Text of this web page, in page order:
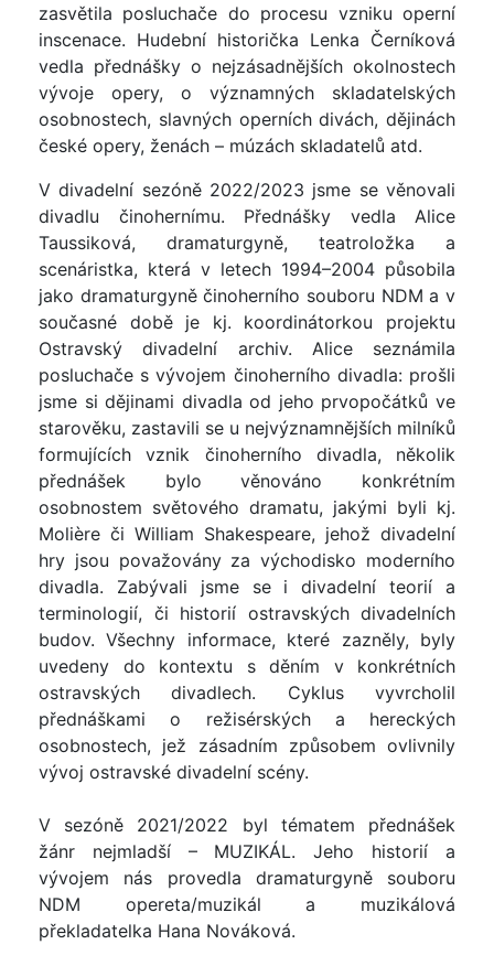
zasvětila posluchače do procesu vzniku operní
inscenace. Hudební historička Lenka Černíková
vedla přednášky o nejzásadnějších okolnostech
vývoje opery, o významných skladatelských
osobnostech, slavných operních divách, dějinách
české opery, ženách – múzách skladatelů atd.
V divadelní sezóně 2022/2023 jsme se věnovali
divadlu činohernímu. Přednášky vedla Alice
Taussiková, dramaturgyně, teatroložka a
scenáristka, která v letech 1994–2004 působila
jako dramaturgyně činoherního souboru NDM a v
současné době je kj. koordinátorkou projektu
Ostravský divadelní archiv. Alice seznámila
posluchače s vývojem činoherního divadla: prošli
jsme si dějinami divadla od jeho prvopočátků ve
starověku, zastavili se u nejvýznamnějších milníků
formujících vznik činoherního divadla, několik
přednášek bylo věnováno konkrétním
osobnostem světového dramatu, jakými byli kj.
Molière či William Shakespeare, jehož divadelní
hry jsou považovány za východisko moderního
divadla. Zabývali jsme se i divadelní teorií a
terminologií, či historií ostravských divadelních
budov. Všechny informace, které zazněly, byly
uvedeny do kontextu s děním v konkrétních
ostravských divadlech. Cyklus vyvrcholil
přednáškami o režisérských a hereckých
osobnostech, jež zásadním způsobem ovlivnily
vývoj ostravské divadelní scény.
V sezóně 2021/2022 byl tématem přednášek
žánr nejmladší – MUZIKÁL. Jeho historií a
vývojem nás provedla dramaturgyně souboru
NDM opereta/muzikál a muzikálová
překladatelka Hana Nováková.